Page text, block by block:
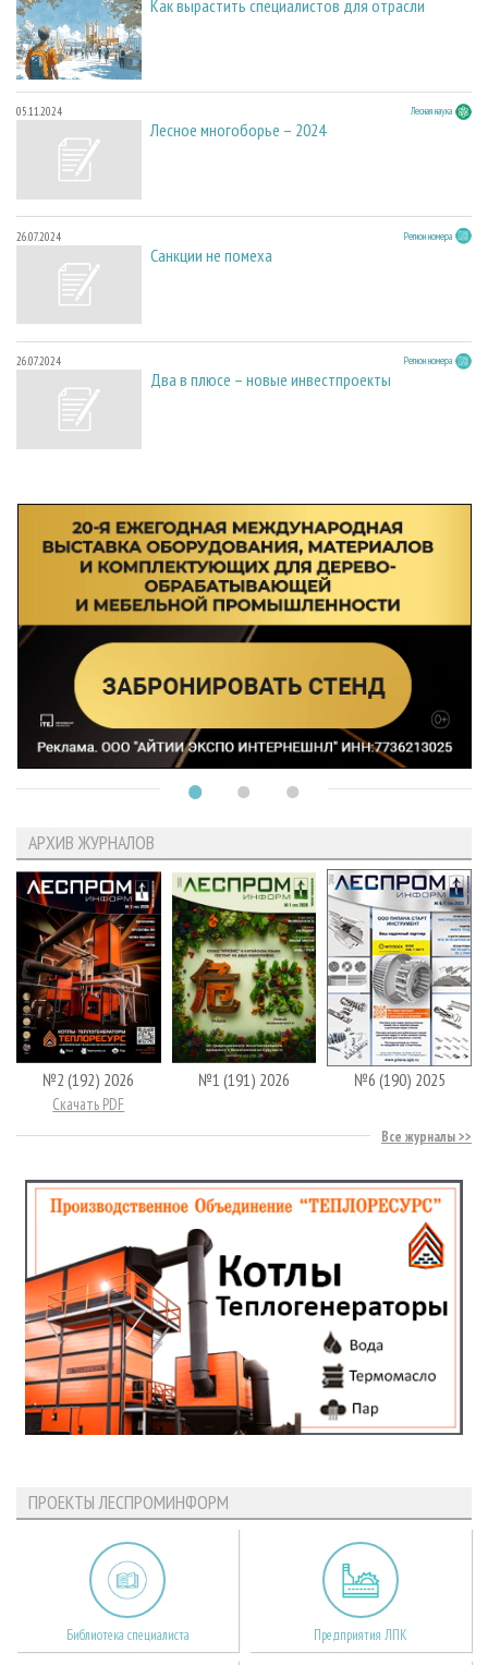
Как вырастить специалистов для отрасли
05.11.2024 Лесная наука
Лесное многоборье – 2024
26.07.2024 Регион номера
Санкции не помеха
26.07.2024 Регион номера
Два в плюсе – новые инвестпроекты
АРХИВ ЖУРНАЛОВ
№2 (192) 2026
Скачать PDF
№1 (191) 2026 №6 (190) 2025
Все журналы
ПРОЕКТЫ ЛЕСПРОМИНФОРМ
Библиотека специалиста Предприятия ЛПК